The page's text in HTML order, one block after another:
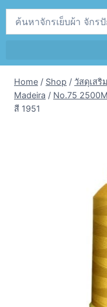
Home / Shop / วัสดุเสริ
Madeira / No.75
สี 1951